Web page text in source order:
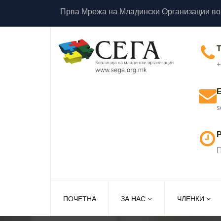
Прва Мрежа на Младински Организации
ПОЧЕТНА ЗА НАС ЧЛЕНКИ